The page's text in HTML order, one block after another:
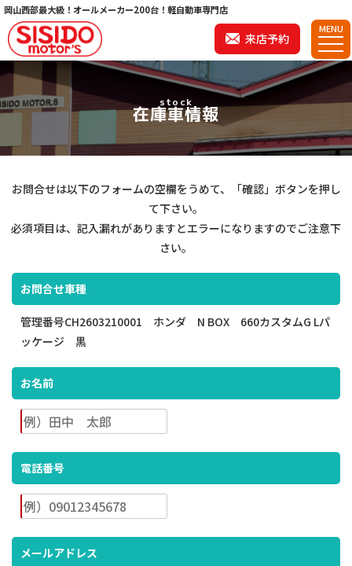
岡山西部最大級！オールメーカー200台！軽自動車専門店
来店予約
MENU
stock
在庫車情報
お問合せは以下のフォームの空欄をうめて、「確認」ボタンを押し
て下さい。
必須項目は、記入漏れがありますとエラーになりますのでご注意下
さい。
お問合せ車種
管理番号CH2603210001 ホンダ N BOX 660カスタムG Lパ
ッケージ 黒
お名前
電話番号
メールアドレス